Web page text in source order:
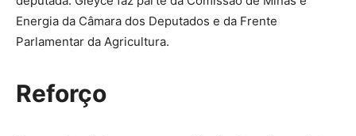
Energia da Câmara dos Deputados e da Frente
Parlamentar da Agricultura.
Reforço